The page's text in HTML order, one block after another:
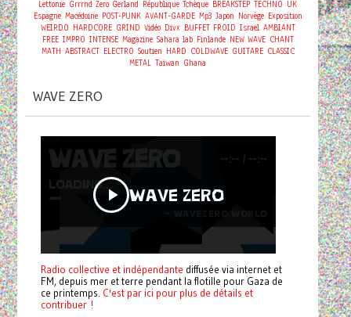
Lettonie Grrrnd Zero Gerland République Tchèque BREAKSTEP TECHNO UK
Espagne Macédoine POST-PUNK AVANT-GARDE Mp3 Japon Norvège Exposition
WEIRDO HARDCORE GRIND Vidéo Divx BUFFET FROID Israel AMBIANT
FREE IMPRO INTENSE Magazine Sahara lab Finlande NEW WAVE CHANT
MATH ABSTRACT ELECTRO Soutien HARD COLDWAVE GUITARE CLASSIC
METAL Taiwan Ghana
WAVE ZERO
Radio collective et indépendante diffusée via internet et
FM, depuis mer et terre pendant la flotille pour Gaza de
ce printemps. C'est par ici pour plus de détails et
contribuer !